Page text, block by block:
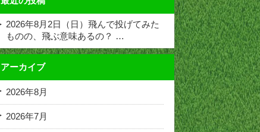
2026年8月2日（日）飛んで投げてみた
ものの、飛ぶ意味あるの？ …
アーカイブ
2026年8月
2026年7月